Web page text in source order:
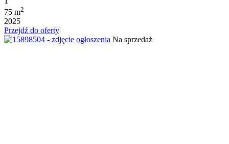
75 m2
2025
Przejdź do oferty
Na sprzedaż